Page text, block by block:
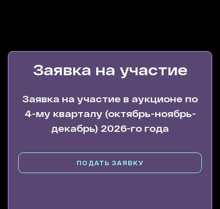
Заявка на участие
Заявка на участие в аукционе по
4-му кварталу (октябрь-ноябрь-
декабрь) 2026-го года
ПОДАТЬ ЗАЯВКУ